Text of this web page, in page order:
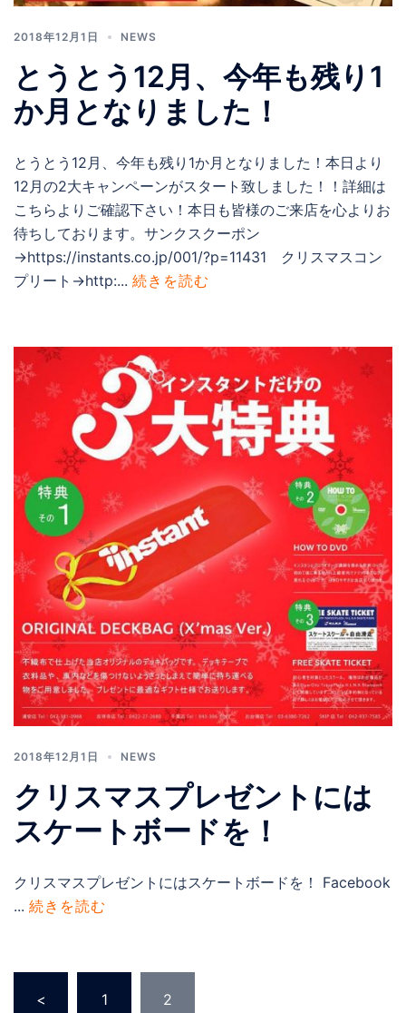
2018年12月1日 NEWS
とうとう12月、今年も残り1
か月となりました！
とうとう12月、今年も残り1か月となりました！本日より
12月の2大キャンペーンがスタート致しました！！詳細は
こちらよりご確認下さい！本日も皆様のご来店を心よりお
待ちしております。サンクスクーポン
→https://instants.co.jp/001/?p=11431 クリスマスコン
プリート→http:... 続きを読む
2018年12月1日 NEWS
クリスマスプレゼントには
スケートボードを！
クリスマスプレゼントにはスケートボードを！ Facebook
... 続きを読む
< 1 2